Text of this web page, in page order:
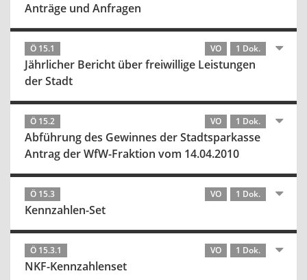
Anträge und Anfragen
Ö 15.1 VO 1 Dok.
Jährlicher Bericht über freiwillige Leistungen
der Stadt
Ö 15.2 VO 1 Dok.
Abführung des Gewinnes der Stadtsparkasse
Antrag der WfW-Fraktion vom 14.04.2010
Ö 15.3 VO 1 Dok.
Kennzahlen-Set
Ö 15.3.1 VO 1 Dok.
NKF-Kennzahlenset